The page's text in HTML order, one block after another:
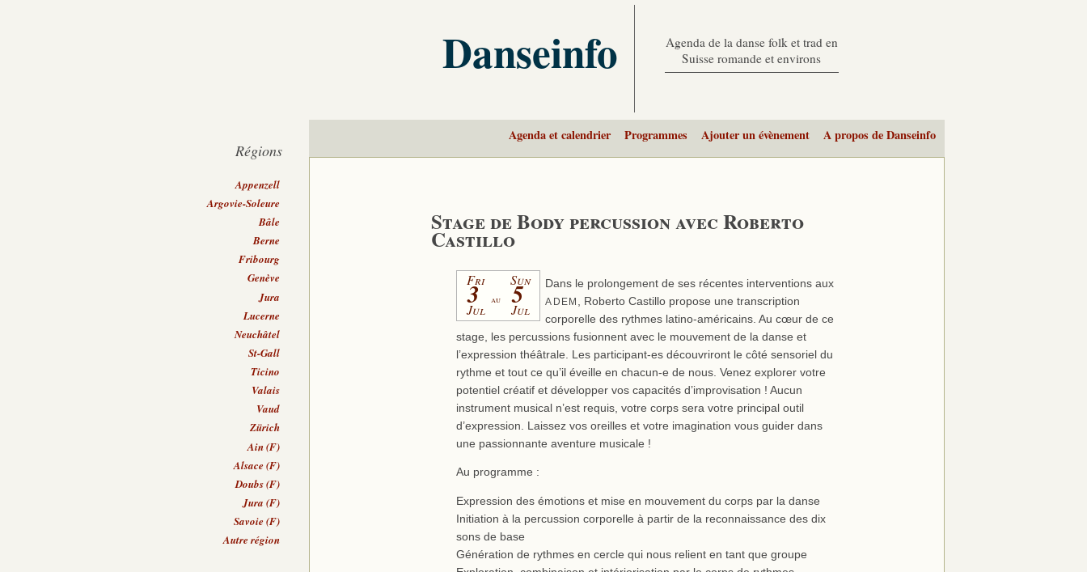
Danseinfo
Agenda de la danse folk et trad en
Suisse romande et environs
Agenda et calendrier Programmes Ajouter un évènement A propos de Danseinfo
Stage de Body percussion avec Roberto
Castillo
Fri
3
Jul
au
Sun
5
Jul
Dans le prolongement de ses récentes interventions aux
ADEM
, Roberto Castillo propose une transcription
corporelle des rythmes latino-américains. Au cœur de ce
stage, les percussions fusionnent avec le mouvement de la danse et
l’expression théâtrale. Les participant-es découvriront le côté sensoriel du
rythme et tout ce qu’il éveille en chacun-e de nous. Venez explorer votre
potentiel créatif et développer vos capacités d’improvisation ! Aucun
instrument musical n’est requis, votre corps sera votre principal outil
d’expression. Laissez vos oreilles et votre imagination vous guider dans
une passionnante aventure musicale !
Au programme :
Expression des émotions et mise en mouvement du corps par la danse
Initiation à la percussion corporelle à partir de la reconnaissance des dix
sons de base
Génération de rythmes en cercle qui nous relient en tant que groupe
Régions
Appenzell
Argovie-Soleure
Bâle
Berne
Fribourg
Genève
Jura
Lucerne
Neuchâtel
St-Gall
Ticino
Valais
Vaud
Zürich
Ain (F)
Alsace (F)
Doubs (F)
Jura (F)
Savoie (F)
Autre région